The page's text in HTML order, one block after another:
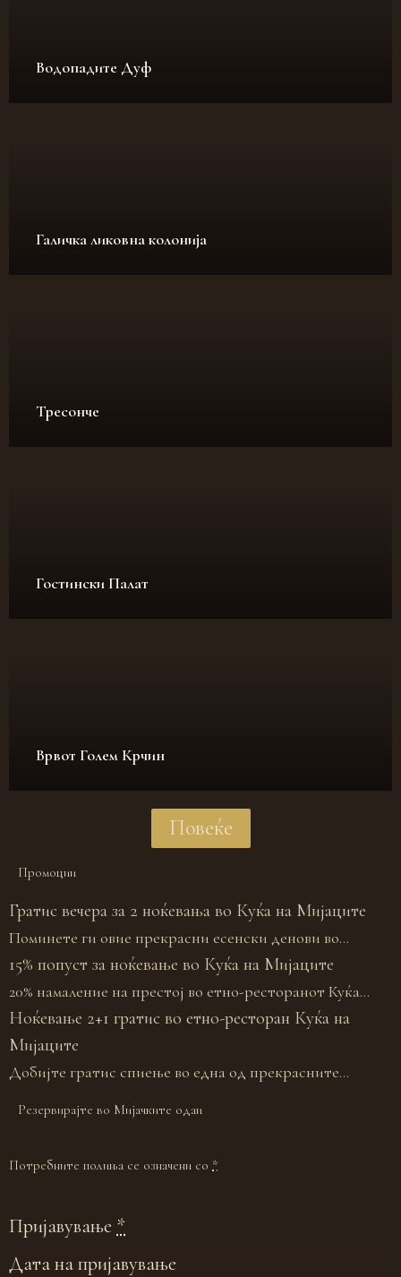
Водопадите Дуф
Галичка ликовна колонија
Тресонче
Гостински Палат
Врвот Голем Крчин
Повеќе
Промоции
Гратис вечера за 2 ноќевања во Куќа на Мијаците
Поминете ги овие прекрасни есенски денови во...
15% попуст за ноќевање во Куќа на Мијаците
20% намаление на престој во етно-ресторанот Куќа...
Ноќевање 2+1 гратис во етно-ресторан Куќа на
Мијаците
Добијте гратис спиење во една од прекрасните...
Резервирајте во Мијачките одаи
Потребните полиња се означени со *
Пријавување *